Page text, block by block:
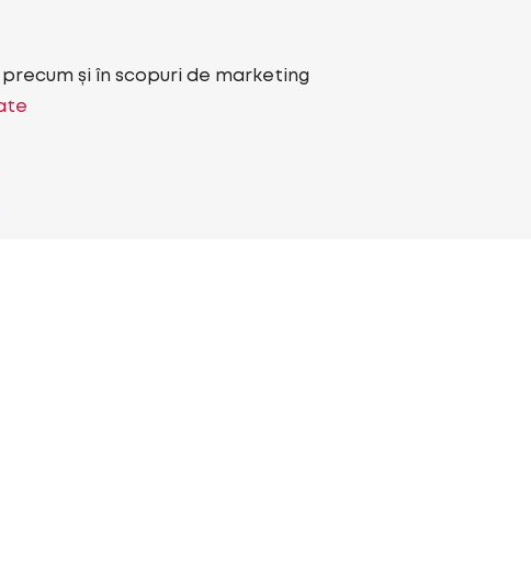
și în scopuri de marketing